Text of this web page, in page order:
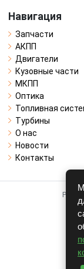
Навигация
Запчасти
АКПП
Двигатели
Кузовные части
МКПП
Оптика
Топливная
Турбины
О нас
Новости
Контакты